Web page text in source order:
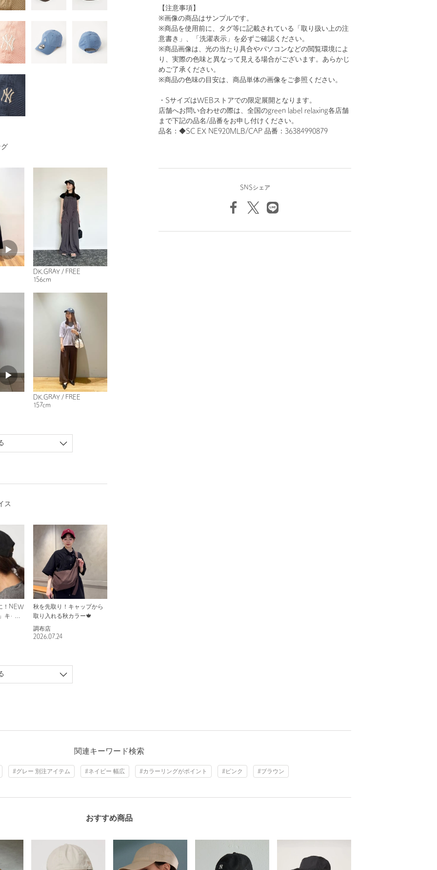
【注意事項】
※画像の商品はサンプルです。
※商品を使用前に、タグ等に記載されている「取り扱い上の注
意書き」、「洗濯表示」を必ずご確認ください。
※商品画像は、光の当たり具合やパソコンなどの閲覧環境によ
り、実際の色味と異なって見える場合がございます。あらかじ
めご了承ください。
※商品の色味の目安は、商品単体の画像をご参照ください。
・SサイズはWEBストアでの限定展開となります。
店舗へお問い合わせの際は、全国のgreen label relaxing各店舗
まで下記の品名/品番をお申し付けください。
品名：◆SC EX NE920MLB/CAP 品番：36384990879
SNSシェア
DK.GRAY / FREE
156cm
DK.GRAY / FREE
157cm
ス
！NEW
キャッ
秋を先取り！キャップから
取り入れる秋カラー🍁
調布店
2026.07.24
関連キーワード検索
#グレー 別注アイテム #ネイビー 幅広 #カラーリングがポイント #ピンク #ブラウン
おすすめ商品